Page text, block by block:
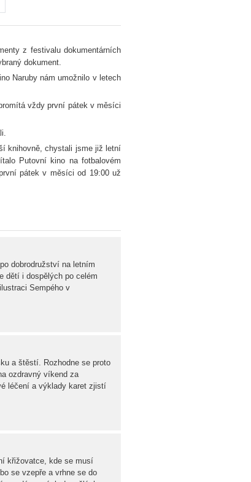
z festivalu dokumentárních
dokument.
Naruby nám umožnilo v letech
vždy první pátek v měsíci
knihovně, chystali jsme již letní
Putovní kino na fotbalovém
pátek v měsíci od 19:00 už
dobrodružství na letním
dětí i dospělých po celém
Sempého v
a štěstí. Rozhodne se proto
ozdravný víkend za
léčení a výklady karet zjistí
křižovatce, kde se musí
se vzepře a vrhne se do